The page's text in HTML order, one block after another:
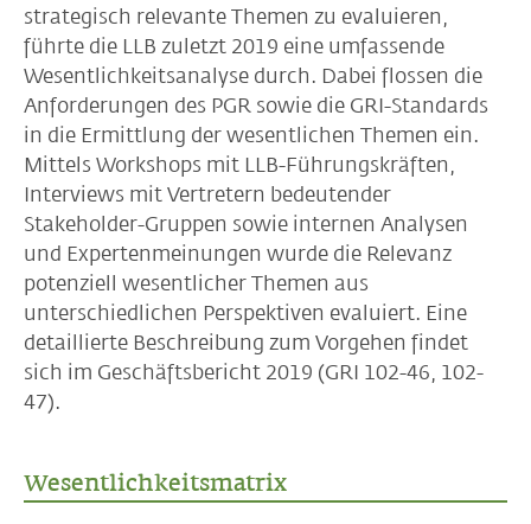
strategisch relevante Themen zu evaluieren,
führte die LLB zuletzt 2019 eine umfassende
Wesentlichkeitsanalyse durch. Dabei flossen die
Anforderungen des PGR sowie die GRI-Standards
in die Ermittlung der wesentlichen Themen ein.
Mittels Workshops mit LLB-Führungskräften,
Interviews mit Vertretern bedeutender
Stakeholder-Gruppen sowie internen Analysen
und Expertenmeinungen wurde die Relevanz
potenziell wesentlicher Themen aus
unterschiedlichen Perspektiven evaluiert. Eine
detaillierte Beschreibung zum Vorgehen findet
sich im Geschäftsbericht 2019 (GRI 102-46, 102-
47).
Wesentlichkeitsmatrix